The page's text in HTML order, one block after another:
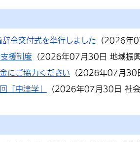
令交付式を挙行しました （2026年
援制度 （2026年07月30日 地域振
にご協力ください （2026年07月30
「中津学」 （2026年07月30日 社